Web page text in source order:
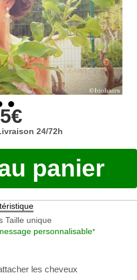
24/72h
panier
Taille unique
personnalisable*
les cheveux